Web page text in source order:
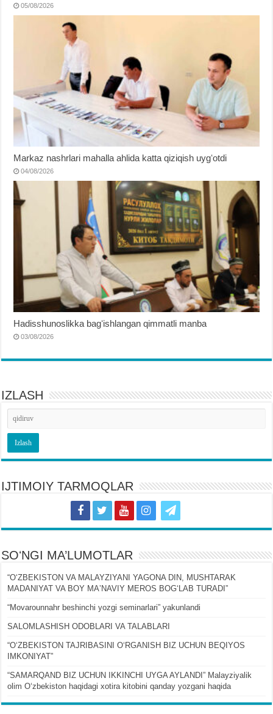
05/08/2026
Markaz nashrlari mahalla ahlida katta qiziqish uygʻotdi
04/08/2026
Hadisshunoslikka bagʻishlangan qimmatli manba
03/08/2026
IZLASH
IJTIMOIY TARMOQLAR
SOʻNGI MA’LUMOTLAR
“OʻZBEKISTON VA MALAYZIYANI YAGONA DIN, MUSHTARAK
MADANIYAT VA BOY MAʼNAVIY MEROS BOGʻLAB TURADI”
“Movarounnahr beshinchi yozgi seminarlari” yakunlandi
SALOMLASHISH ODOBLARI VA TALABLARI
“OʻZBEKISTON TAJRIBASINI OʻRGANISH BIZ UCHUN BEQIYOS
IMKONIYAT”
“SAMARQAND BIZ UCHUN IKKINCHI UYGA AYLANDI” Malayziyalik
olim Oʻzbekiston haqidagi xotira kitobini qanday yozgani haqida